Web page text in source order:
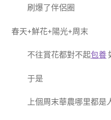
刷爆了伴侶圈
春天+鮮花+陽光+周末
不往賞花都對不起包養
于是
上個周末華農哪里都是